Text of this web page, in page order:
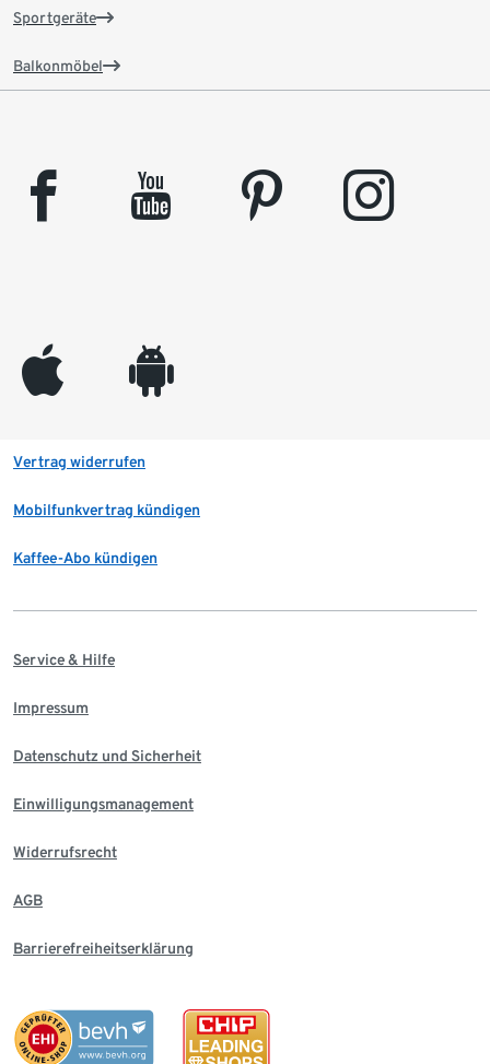
Sportgeräte
Balkonmöbel
facebook youtube pinterest instagram
appleinc android
Vertrag widerrufen
Mobilfunkvertrag kündigen
Kaffee-Abo kündigen
Service & Hilfe
Impressum
Datenschutz und Sicherheit
Einwilligungsmanagement
Widerrufsrecht
AGB
Barrierefreiheitserklärung